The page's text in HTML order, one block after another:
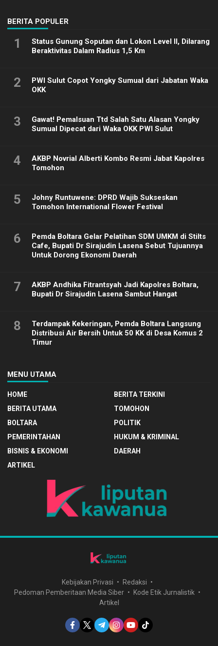
BERITA POPULER
1
Status Gunung Soputan dan Lokon Level II, Dilarang
Beraktivitas Dalam Radius 1,5 Km
2
PWI Sulut Copot Yongky Sumual dari Jabatan Waka
OKK
3
Gawat! Pemalsuan Ttd Salah Satu Alasan Yongky
Sumual Dipecat dari Waka OKK PWI Sulut
4
AKBP Novrial Alberti Kombo Resmi Jabat Kapolres
Tomohon
5
Johny Runtuwene: DPRD Wajib Sukseskan
Tomohon International Flower Festival
6
Pemda Boltara Gelar Pelatihan SDM UMKM di Stilts
Cafe, Bupati Dr Sirajudin Lasena Sebut Tujuannya
Untuk Dorong Ekonomi Daerah
7
AKBP Andhika Fitrantsyah Jadi Kapolres Boltara,
Bupati Dr Sirajudin Lasena Sambut Hangat
8
Terdampak Kekeringan, Pemda Boltara Langsung
Distribusi Air Bersih Untuk 50 KK di Desa Komus 2
Timur
MENU UTAMA
HOME
BERITA TERKINI
BERITA UTAMA
TOMOHON
BOLTARA
POLITIK
PEMERINTAHAN
HUKUM & KRIMINAL
BISNIS & EKONOMI
DAERAH
ARTIKEL
Kebijakan Privasi
Redaksi
Pedoman Pemberitaan Media Siber
Kode Etik Jurnalistik
Artikel